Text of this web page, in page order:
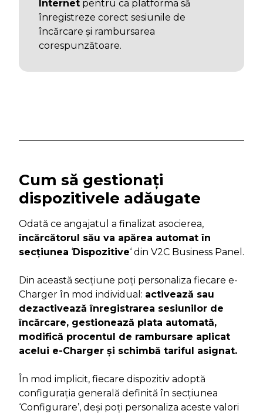
Internet pentru ca platforma să
înregistreze corect sesiunile de
încărcare și rambursarea
corespunzătoare.
Cum să gestionați
dispozitivele adăugate
Odată ce angajatul a finalizat asocierea,
încărcătorul său va apărea automat în
secțiunea ‘Dispozitive‘ din V2C Business Panel.
Din această secțiune poți personaliza fiecare e-
Charger în mod individual: activează sau
dezactivează înregistrarea sesiunilor de
încărcare, gestionează plata automată,
modifică procentul de rambursare aplicat
acelui e-Charger și schimbă tariful asignat.
În mod implicit, fiecare dispozitiv adoptă
configurația generală definită în secțiunea
‘Configurare’, deși poți personaliza aceste valori